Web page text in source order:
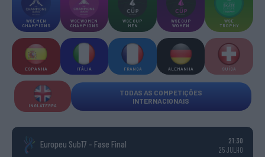
WSE MEN
CHAMPIONS
WSE WOMEN
CHAMPIONS
WSE CUP
MEN
WSE CUP
WOMEN
WSE
TROPHY
ESPANHA ITÁLIA FRANÇA ALEMANHA SUÍÇA
INGLATERRA
TODAS AS COMPETIÇÕES
INTERNACIONAIS
Europeu Sub17 - Fase Final
21:30
25 JULHO